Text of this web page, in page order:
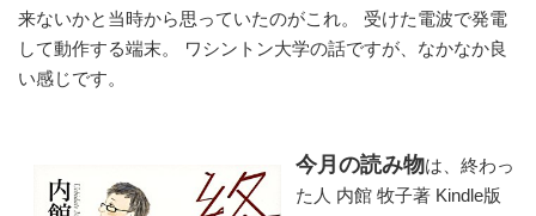
来ないかと当時から思っていたのがこれ。 受けた電波で発電
して動作する端末。 ワシントン大学の話ですが、なかなか良
い感じです。
今月の読み物は、終わっ
た人 内館 牧子著 Kindle版